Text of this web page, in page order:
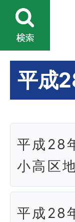
平成
平成28
小高区
平成28